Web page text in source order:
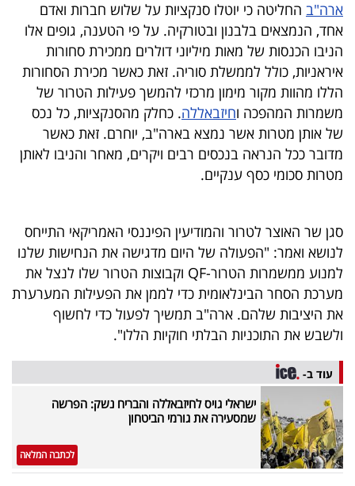
הכלכלי
פודקאסט
40
UNDER
40
פעולה
דרושים
ניוזלטרים
מייל
אדום
ארה"ב החליטה כי יוטלו סנקציות על שלוש חברות ואדם
אחד, הנמצאים בלבנון ובטורקיה. על פי הטענה, גופים אלו
הניבו הכנסות של מאות מיליוני דולרים ממכירת סחורות
איראניות, כולל לממשלת סוריה. זאת כאשר מכירת הסחורות
הללו מהוות מקור מימון מרכזי להמשך פעילות הטרור של
משמרות המהפכה וחיזבאללה. כחלק מהסנקציות, כל נכס
של אותן מטרות אשר נמצא בארה"ב, יוחרם. זאת כאשר
מדובר ככל הנראה בנכסים רבים ויקרים, מאחר והניבו לאותן
מטרות סכומי כסף ענקיים.
סגן שר האוצר לטרור והמודיעין הפיננסי האמריקאי התייחס
לנושא ואמר: "הפעולה של היום מדגישה את הנחישות שלנו
למנוע ממשמרות הטרור-QF וקבוצות הטרור שלו לנצל את
מערכת הסחר הבינלאומית כדי לממן את הפעילות המערערת
את היציבות שלהם. ארה"ב תמשיך לפעול כדי לחשוף
ולשבש את התוכניות הבלתי חוקיות הללו".
עוד ב-
ישראלי גויס לחיזבאללה והבריח נשק: הפרשה
שמסעירה את גורמי הביטחון
לכתבה המלאה